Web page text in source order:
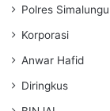
Polres
Korporasi
Anwar Hafid
Diringkus